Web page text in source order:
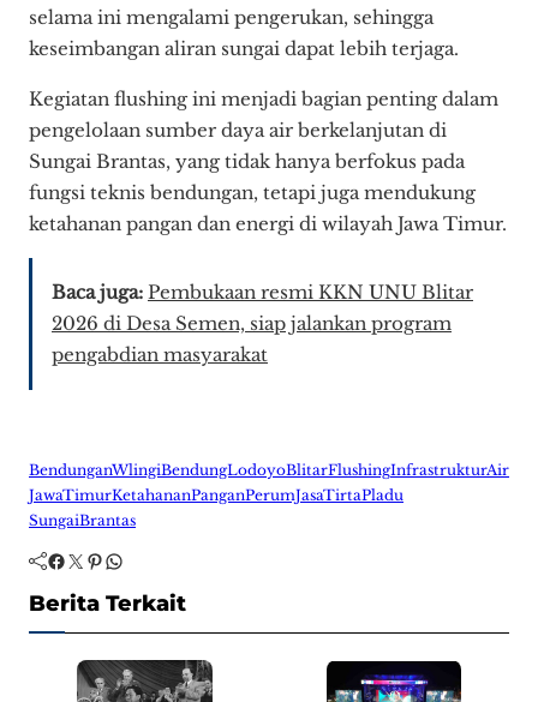
selama ini mengalami pengerukan, sehingga
keseimbangan aliran sungai dapat lebih terjaga.
Kegiatan flushing ini menjadi bagian penting dalam
pengelolaan sumber daya air berkelanjutan di
Sungai Brantas, yang tidak hanya berfokus pada
fungsi teknis bendungan, tetapi juga mendukung
ketahanan pangan dan energi di wilayah Jawa Timur.
Baca juga: Pembukaan resmi KKN UNU Blitar
2026 di Desa Semen, siap jalankan program
pengabdian masyarakat
BendunganWlingiBendungLodoyoBlitarFlushingInfrastrukturAir
JawaTimurKetahananPanganPerumJasaTirtaPladu
SungaiBrantas
Facebook Twitter Pinterest WhatsApp
Berita Terkait